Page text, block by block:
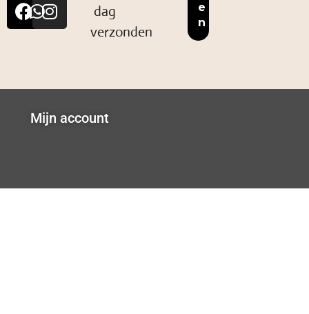
dag
verzonden
Mijn account